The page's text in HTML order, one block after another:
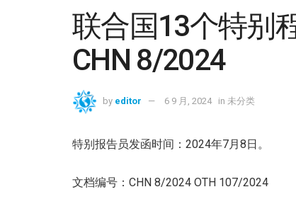
联合国13个特别
CHN 8/2024
by editor 6 9 月, 2024 in 未分类
特别报告员发函时间：2024年7月8日。
文档编号：CHN 8/2024 OTH 107/2024